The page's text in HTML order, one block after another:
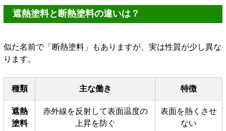
遮熱塗料と断熱塗料の違いは？
似た名前で「断熱塗料」もありますが、実は性質が少し異な
ります。
種類 主な働き 特徴
遮熱
塗料
赤外線を反射して表面温度の
上昇を防ぐ
表面を熱くさせ
ない